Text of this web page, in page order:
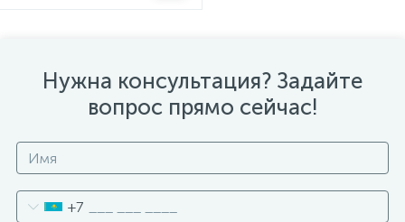
Нужна консультация? Задайте
вопрос прямо сейчас!
+7